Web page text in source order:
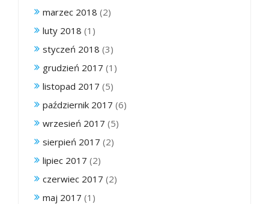
marzec 2018 (2)
luty 2018 (1)
styczeń 2018 (3)
grudzień 2017 (1)
listopad 2017 (5)
październik 2017 (6)
wrzesień 2017 (5)
sierpień 2017 (2)
lipiec 2017 (2)
czerwiec 2017 (2)
maj 2017 (1)